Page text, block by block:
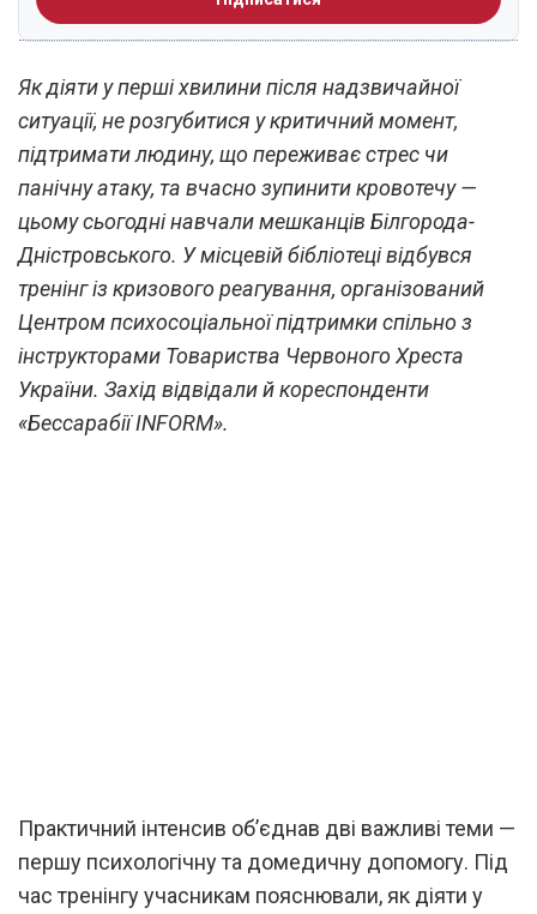
Як діяти у перші хвилини після надзвичайної
ситуації, не розгубитися у критичний момент,
підтримати людину, що переживає стрес чи
панічну атаку, та вчасно зупинити кровотечу —
цьому сьогодні навчали мешканців Білгорода-
Дністровського. У місцевій бібліотеці відбувся
тренінг із кризового реагування, організований
Центром психосоціальної підтримки спільно з
інструкторами Товариства Червоного Хреста
України. Захід відвідали й кореспонденти
«Бессарабії INFORM».
Практичний інтенсив об’єднав дві важливі теми —
першу психологічну та домедичну допомогу. Під
час тренінгу учасникам пояснювали, як діяти у